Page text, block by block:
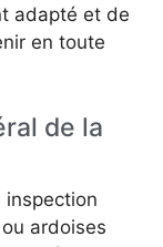
adapté et de
en toute
de la
inspection
ardoises